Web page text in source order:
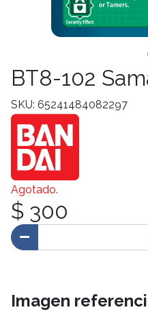
BT8-102
SKU: 65241484082297
Agotado.
$ 300
Imagen